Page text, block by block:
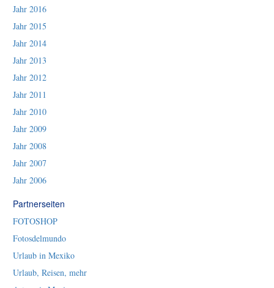
Jahr 2016
Jahr 2015
Jahr 2014
Jahr 2013
Jahr 2012
Jahr 2011
Jahr 2010
Jahr 2009
Jahr 2008
Jahr 2007
Jahr 2006
Partnerseiten
FOTOSHOP
Fotosdelmundo
Urlaub in Mexiko
Urlaub, Reisen, mehr